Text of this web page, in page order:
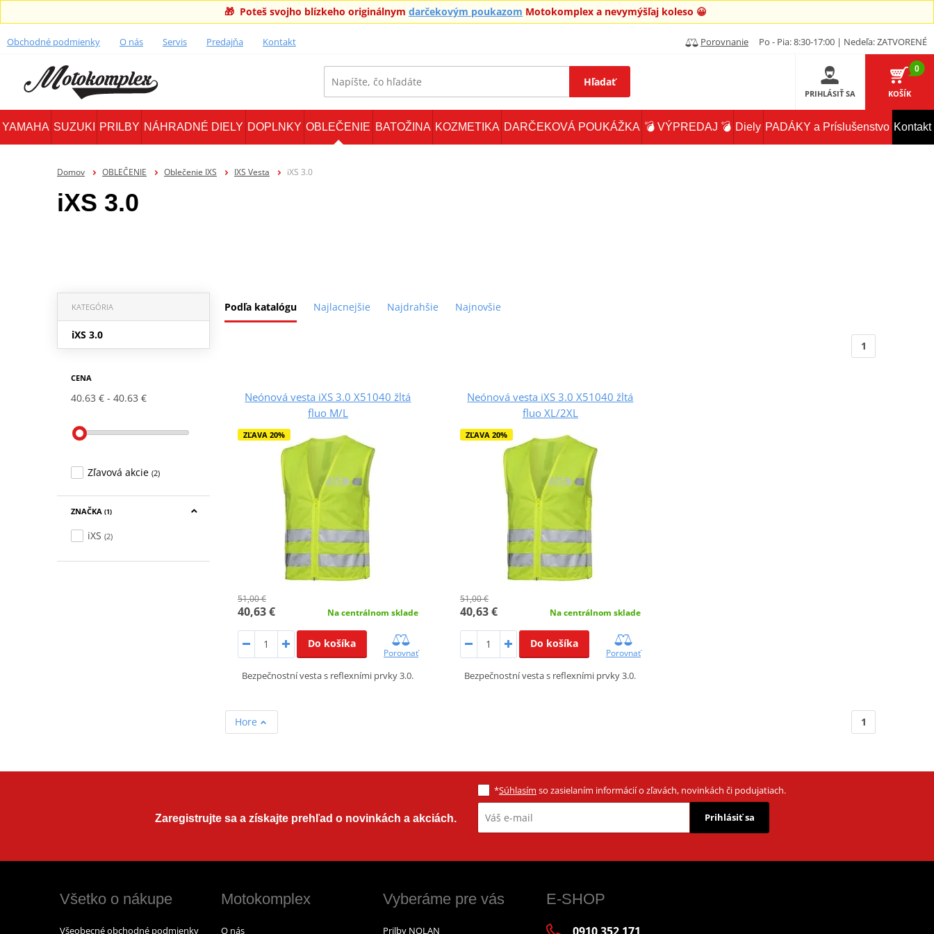
🎁 Poteš svojho blízkeho originálnym darčekovým poukazom Motokomplex a nevymýšľaj koleso 😀
Obchodné podmienky O nás Servis Predajňa Kontakt Porovnanie Po - Pia: 8:30-17:00 | Nedeľa: ZATVORENÉ
Hľadať
PRIHLÁSIŤ SA
0
KOŠÍK
YAMAHA SUZUKI PRILBY NÁHRADNÉ DIELY DOPLNKY OBLEČENIE BATOŽINA KOZMETIKA DARČEKOVÁ POUKÁŽKA 💣 VÝPREDAJ 💣 Diely PADÁKY a Príslušenstvo Kontakt
Domov OBLEČENIE Oblečenie IXS IXS Vesta iXS 3.0
iXS 3.0
Podľa katalógu Najlacnejšie Najdrahšie Najnovšie
KATEGÓRIA
iXS 3.0
CENA
40.63 € 40.63 €
Zľavová akcie (2)
ZNAČKA (1)
iXS (2)
1
Neónová vesta iXS 3.0 X51040 žltá
fluo M/L
ZĽAVA 20%
51,00 €
40,63 € Na centrálnom sklade
Do košíka
Porovnať
Bezpečnostní vesta s reflexními prvky 3.0.
Neónová vesta iXS 3.0 X51040 žltá
fluo XL/2XL
ZĽAVA 20%
51,00 €
40,63 € Na centrálnom sklade
Do košíka
Porovnať
Bezpečnostní vesta s reflexními prvky 3.0.
1
Hore
Zaregistrujte sa a získajte prehľad o novinkách a akciách.
*Súhlasím so zasielaním informácií o zľavách, novinkách či podujatiach.
Prihlásiť sa
Všetko o nákupe
Všeobecné obchodné podmienky
Motokomplex
O nás
Vyberáme pre vás
Prilby NOLAN
E-SHOP